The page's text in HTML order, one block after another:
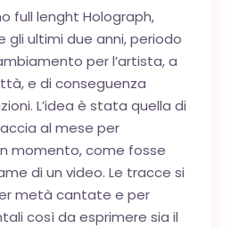
full lenght Holograph,
gli ultimi due anni, periodo
per l’artista, a
e di conseguenza
L’idea è stata quella di
al mese per
momento, come fosse
di un video. Le tracce si
metà cantate e per
così da esprimere sia il